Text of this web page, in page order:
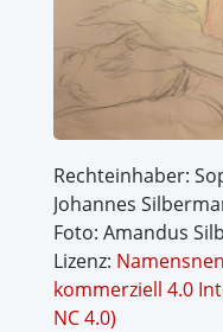
Rechteinhaber:
Johannes
Foto: Amandus
Lizenz:
kommerziell 4.0
NC 4.0)